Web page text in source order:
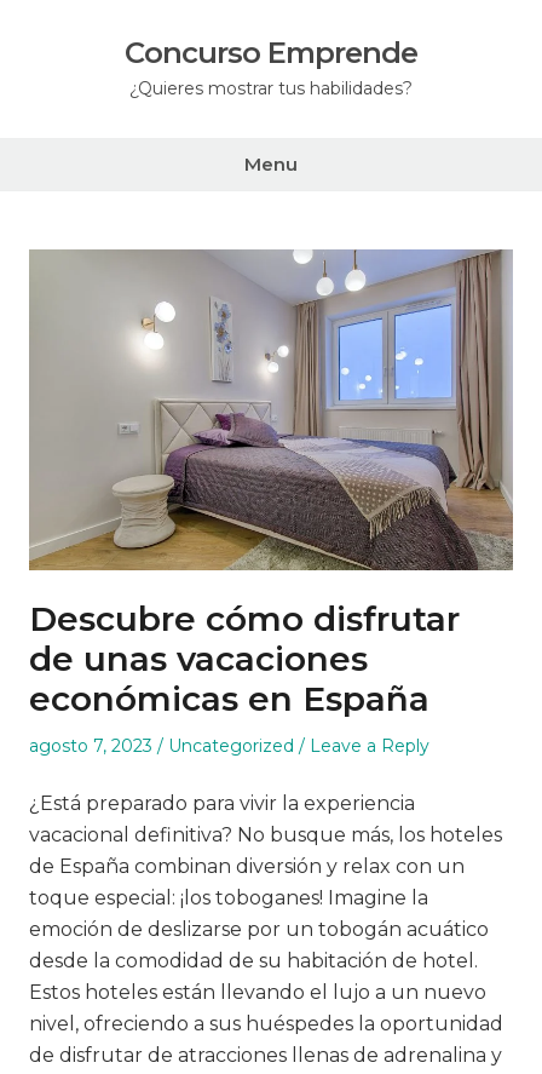
Concurso Emprende
¿Quieres mostrar tus habilidades?
Menu
Descubre cómo disfrutar
de unas vacaciones
económicas en España
Posted
agosto 7, 2023
Posted
Uncategorized Leave a Reply
¿Está preparado para vivir la experiencia
vacacional definitiva? No busque más, los hoteles
de España combinan diversión y relax con un
toque especial: ¡los toboganes! Imagine la
emoción de deslizarse por un tobogán acuático
desde la comodidad de su habitación de hotel.
Estos hoteles están llevando el lujo a un nuevo
nivel, ofreciendo a sus huéspedes la oportunidad
de disfrutar de atracciones llenas de adrenalina y